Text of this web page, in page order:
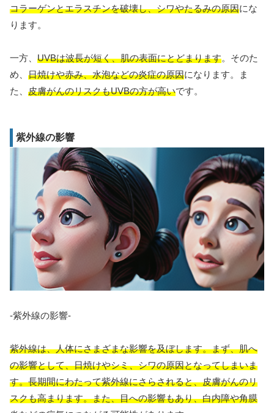
コラーゲンとエラスチンを破壊し、シワやたるみの原因にな
ります。
一方、 UVBは波長が短く、肌の表面にとどまります。そのた
め、 日焼けや赤み、水泡などの炎症の原因になります。ま
た、 皮膚がんのリスクもUVBの方が高いです。
紫外線の影響
-紫外線の影響-
紫外線は、人体にさまざまな影響を及ぼします。まず、肌へ
の影響として、日焼けやシミ、シワの原因となってしまいま
す。長期間にわたって紫外線にさらされると、皮膚がんのリ
スクも高まります。また、目への影響もあり、白内障や角膜